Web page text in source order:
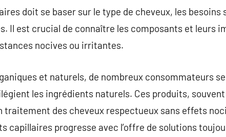
doit se baser sur le type de cheveux, les besoins
Il est crucial de connaître les composants et leurs
nocives ou irritantes.
et naturels, de nombreux consommateurs
les ingrédients naturels. Ces produits,
des cheveux respectueux sans effets
capillaires progresse avec l’offre de solutions